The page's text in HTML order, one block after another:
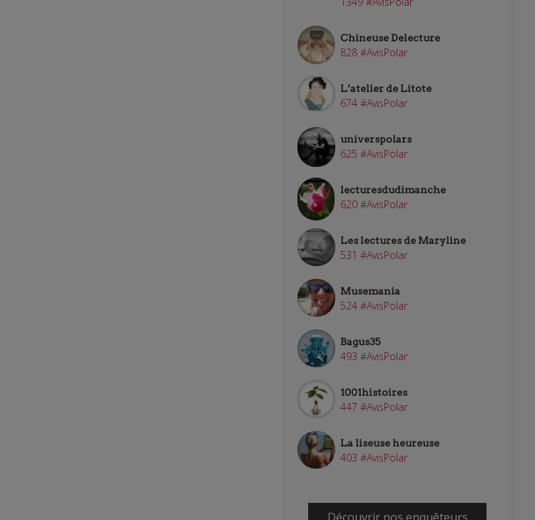
Chineuse Delecture
828 #AvisPolar
L’atelier de Litote
674 #AvisPolar
universpolars
625 #AvisPolar
lecturesdudimanche
620 #AvisPolar
Les lectures de Maryline
531 #AvisPolar
Musemania
524 #AvisPolar
Bagus35
493 #AvisPolar
1001histoires
447 #AvisPolar
La liseuse heureuse
403 #AvisPolar